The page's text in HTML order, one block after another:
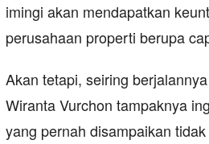
imingi akan mendapatkan
perusahaan properti berupa
Akan tetapi, seiring
Wiranta Vurchon tampaknya
yang pernah disampaikan